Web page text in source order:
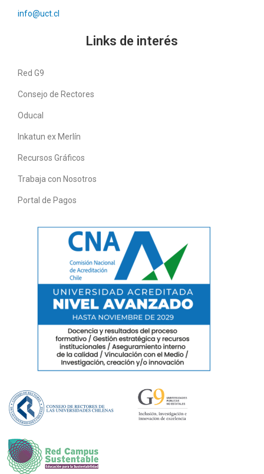
info@uct.cl
Links de interés
Red G9
Consejo de Rectores
Oducal
Inkatun ex Merlín
Recursos Gráficos
Trabaja con Nosotros
Portal de Pagos